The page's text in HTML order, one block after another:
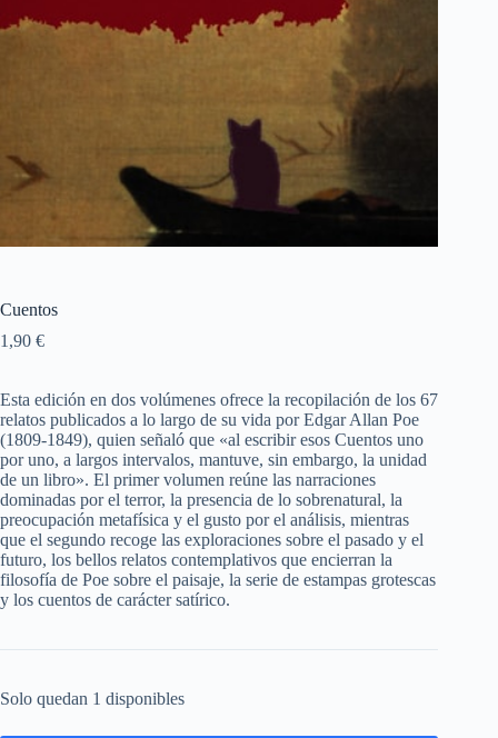
Cuentos
1,90 €
Esta edición en dos volúmenes ofrece la recopilación de los 67
relatos publicados a lo largo de su vida por Edgar Allan Poe
(1809-1849), quien señaló que «al escribir esos Cuentos uno
por uno, a largos intervalos, mantuve, sin embargo, la unidad
de un libro». El primer volumen reúne las narraciones
dominadas por el terror, la presencia de lo sobrenatural, la
preocupación metafísica y el gusto por el análisis, mientras
que el segundo recoge las exploraciones sobre el pasado y el
futuro, los bellos relatos contemplativos que encierran la
filosofía de Poe sobre el paisaje, la serie de estampas grotescas
y los cuentos de carácter satírico.
Solo quedan 1 disponibles